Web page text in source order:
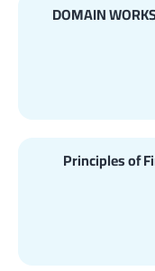
DOMAIN
Principles of